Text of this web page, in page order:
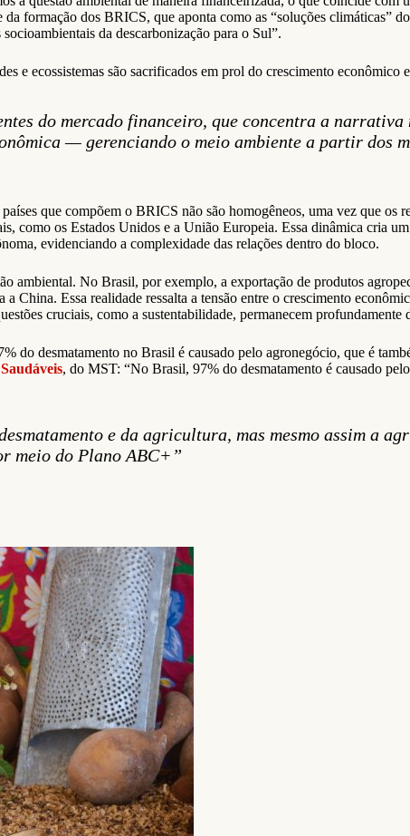
formação dos BRICS, que aponta como as “soluções climáticas”
da descarbonização para o Sul”.
e ecossistemas são sacrificados em prol do crescimento econômico
do mercado financeiro, que concentra a
— gerenciando o meio ambiente a partir dos
países que compõem o BRICS não são homogêneos, uma vez que os
como os Estados Unidos e a União Europeia. Essa dinâmica cria
evidenciando a complexidade das relações dentro do bloco.
ambiental. No Brasil, por exemplo, a exportação de produtos
China. Essa realidade ressalta a tensão entre o crescimento
cruciais, como a sustentabilidade, permanecem profundamente
do desmatamento no Brasil é causado pelo agronegócio, que é
, do MST: “No Brasil, 97% do desmatamento é causado
e da agricultura, mas mesmo assim a
meio do Plano ABC+”